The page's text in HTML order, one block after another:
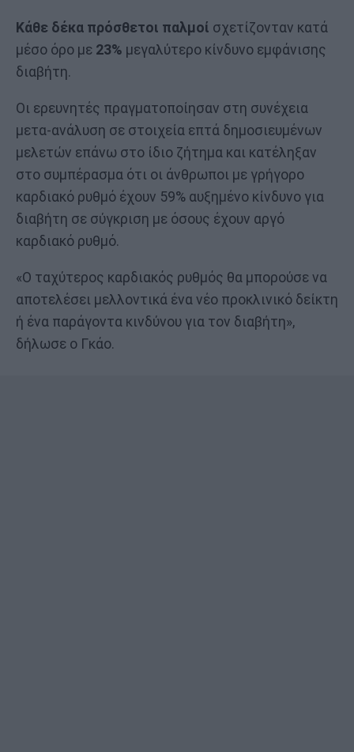
Κάθε δέκα πρόσθετοι παλμοί σχετίζονταν κατά
μέσο όρο με 23% μεγαλύτερο κίνδυνο εμφάνισης
διαβήτη.
Οι ερευνητές πραγματοποίησαν στη συνέχεια
μετα-ανάλυση σε στοιχεία επτά δημοσιευμένων
μελετών επάνω στο ίδιο ζήτημα και κατέληξαν
στο συμπέρασμα ότι οι άνθρωποι με γρήγορο
καρδιακό ρυθμό έχουν 59% αυξημένο κίνδυνο για
διαβήτη σε σύγκριση με όσους έχουν αργό
καρδιακό ρυθμό.
«Ο ταχύτερος καρδιακός ρυθμός θα μπορούσε να
αποτελέσει μελλοντικά ένα νέο προκλινικό δείκτη
ή ένα παράγοντα κινδύνου για τον διαβήτη»,
δήλωσε ο Γκάο.